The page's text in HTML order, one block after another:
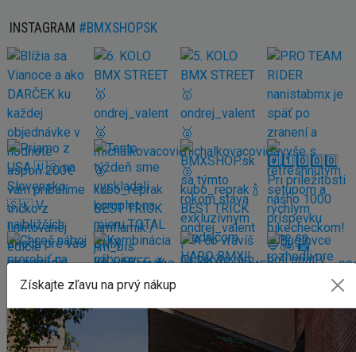
INSTAGRAM #BMXSHOPSK
Získajte zľavu na prvý nákup